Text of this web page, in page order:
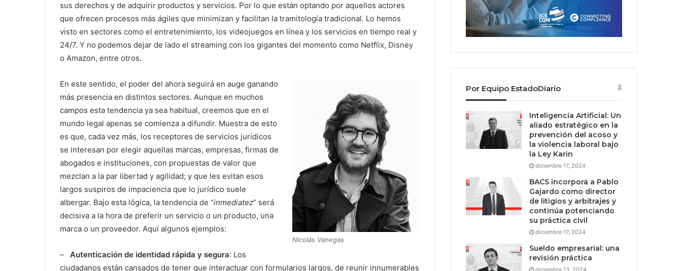
sus derechos y de adquirir productos y servicios. Por lo que están optando por aquellos actores
que ofrecen procesos más ágiles que minimizan y facilitan la tramitología tradicional. Lo hemos
visto en sectores como el entretenimiento, los videojuegos en línea y los servicios en tiempo real y
24/7. Y no podemos dejar de lado el streaming con los gigantes del momento como Netflix, Disney
o Amazon, entre otros.
Nicolás Vanegas
En este sentido, el poder del ahora seguirá en auge ganando
más presencia en distintos sectores. Aunque en muchos
campos esta tendencia ya sea habitual, creemos que en el
mundo legal apenas se comienza a difundir. Muestra de esto
es que, cada vez más, los receptores de servicios jurídicos
se interesan por elegir aquellas marcas, empresas, firmas de
abogados e instituciones, con propuestas de valor que
mezclan a la par libertad y agilidad; y que les evitan esos
largos suspiros de impaciencia que lo jurídico suele
albergar. Bajo esta lógica, la tendencia de “inmediatez” será
decisiva a la hora de preferir un servicio o un producto, una
marca o un proveedor. Aquí algunos ejemplos:
– Autenticación de identidad rápida y segura: Los
ciudadanos están cansados de tener que interactuar con formularios largos, de reunir innumerables
Por Equipo EstadoDiario
Inteligencia Artificial: Un
aliado estratégico en la
prevención del acoso y
la violencia laboral bajo
la Ley Karin
diciembre 17, 2024
BACS incorpora a Pablo
Gajardo como director
de litigios y arbitrajes y
continúa potenciando
su práctica civil
diciembre 17, 2024
Sueldo empresarial: una
revisión práctica
diciembre 13, 2024